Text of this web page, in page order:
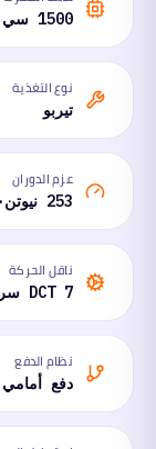
1500 سي سي
نوع التغذية
تيربو
عزم الدوران
253 نيوتن·متر
ناقل الحركة
DCT 7 سرعات
نظام الدفع
دفع أمامي